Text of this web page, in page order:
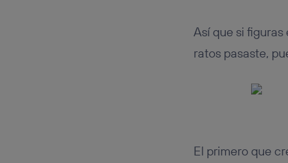
Así que si
ratos pasaste,
El primero que